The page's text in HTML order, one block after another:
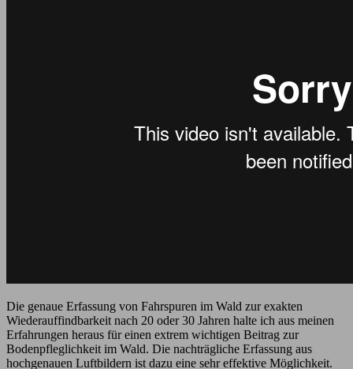
Die genaue Erfassung von Fahrspuren im Wald zur exakten
Wiederauffindbarkeit nach 20 oder 30 Jahren halte ich aus meinen
Erfahrungen heraus für einen extrem wichtigen Beitrag zur
Bodenpfleglichkeit im Wald. Die nachträgliche Erfassung aus
hochgenauen Luftbildern ist dazu eine sehr effektive Möglichkeit.